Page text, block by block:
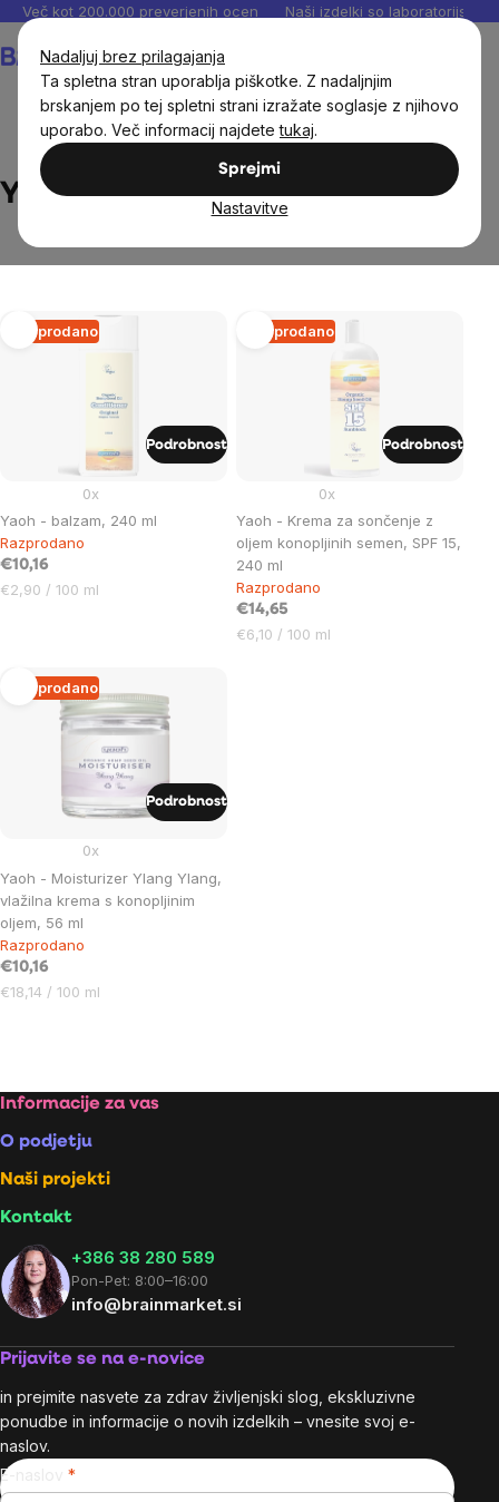
Nadaljuj brez prilagajanja
Ta spletna stran uporablja piškotke. Z nadaljnjim
brskanjem po tej spletni strani izražate soglasje z njihovo
uporabo. Več informacij najdetetukaj.
Sprejmi
Nastavitve
Preskoči
vsebino
Več kot 200.000 preverjenih ocen Naši izdelki so laboratorijsko
Yaoh
List
products
Razprodano
Yaoh - balzam, 240 ml
0x
Razprodano
€10,16
Cena
€2,90 / 100 ml
Podrobnost
Razprodano
Yaoh - Krema za sončenje z
oljem konopljinih semen, SPF 15,
240 ml
0x
Razprodano
€14,65
Cena
€6,10 / 100 ml
Podrobnost
Razprodano
Yaoh - Moisturizer Ylang Ylang,
vlažilna krema s konopljinim
oljem, 56 ml
0x
Razprodano
€10,16
Cena
€18,14 / 100 ml
Podrobnost
controls
Footer
Informacije za vas
O podjetju
Naši projekti
Kontakt
+386 38 280 589
Pon-Pet: 8:00–16:00
info@brainmarket.si
Prijavite se na e-novice
in prejmite nasvete za zdrav življenjski slog, ekskluzivne
ponudbe in informacije o novih izdelkih – vnesite svoj e-
naslov.
E-naslov